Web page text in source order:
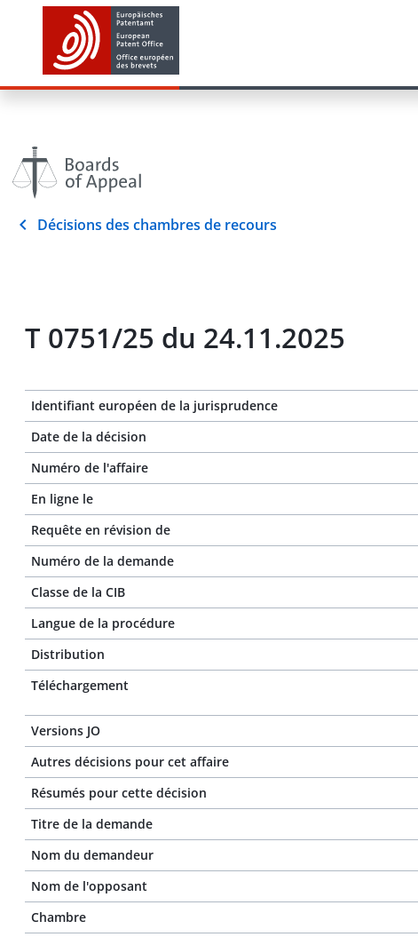
Décisions des chambres de recours
T 0751/25 du 24.11.2025
Identifiant européen de la jurisprudence
Date de la décision
Numéro de l'affaire
En ligne le
Requête en révision de
Numéro de la demande
Classe de la CIB
Langue de la procédure
Distribution
Téléchargement
Versions JO
Autres décisions pour cet affaire
Résumés pour cette décision
Titre de la demande
Nom du demandeur
Nom de l'opposant
Chambre